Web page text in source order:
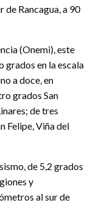
de Rancagua, a 90
(Onemi), este
grados en la escala
a doce, en
grados San
de tres
Felipe, Viña del
de 5,2 grados
y
al sur de